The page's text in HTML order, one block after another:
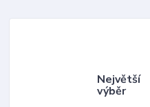
Největší
výběr